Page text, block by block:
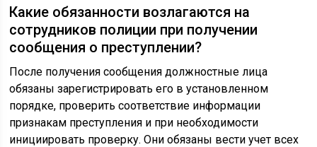
Какие обязанности возлагаются на
сотрудников полиции при получении
сообщения о преступлении?
После получения сообщения должностные лица
обязаны зарегистрировать его в установленном
порядке, проверить соответствие информации
признакам преступления и при необходимости
инициировать проверку. Они обязаны вести учет всех